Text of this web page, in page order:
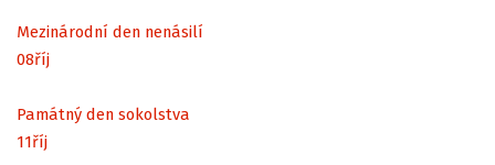
Mezinárodní den nenásilí
08říj
Památný den sokolstva
11říj